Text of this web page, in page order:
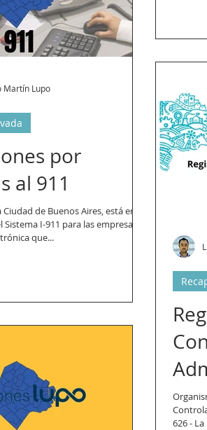
por
al 911
de Buenos Aires, está en
I-911 para las empresas
que...
Martín Lupo
626 -